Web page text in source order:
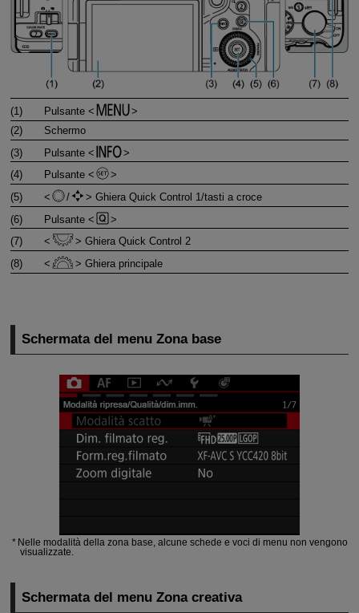
(1)
Pulsante
(2)
Schermo
(3)
Pulsante
(4)
Pulsante
(5)
/
Ghiera Quick Control 1/tasti a croce
(6)
Pulsante
(7)
Ghiera Quick Control 2
(8)
Ghiera principale
Schermata del menu Zona base
Nelle modalità della zona base, alcune schede e voci di menu non vengono
visualizzate.
Schermata del menu Zona creativa